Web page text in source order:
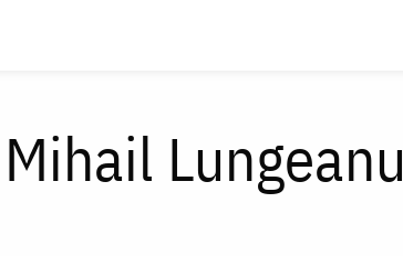
Lungeanu